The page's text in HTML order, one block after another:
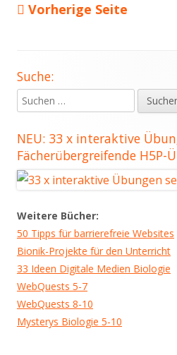
Beiträge
Vorherige Seite
Haupt-
Seitenleiste
Suche:
Suchen
nach:
NEU: 33 x interaktive
Fächerübergreifende H5P-
Weitere Bücher:
50 Tipps für barrierefreie Websites
Bionik-Projekte für den Unterricht
33 Ideen Digitale Medien Biologie
WebQuests 5-7
WebQuests 8-10
Mysterys Biologie 5-10